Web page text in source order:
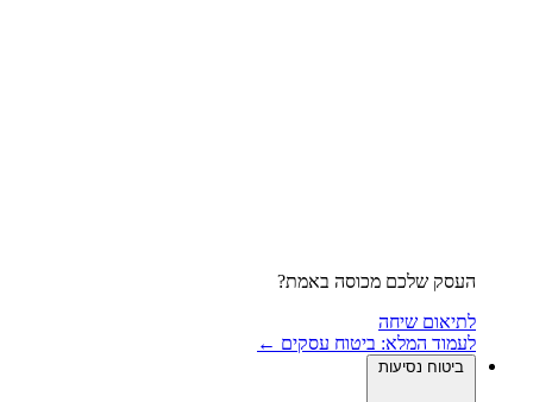
העסק שלכם מכוסה באמת?
לתיאום שיחה
לעמוד המלא: ביטוח עסקים ←
ביטוח נסיעות